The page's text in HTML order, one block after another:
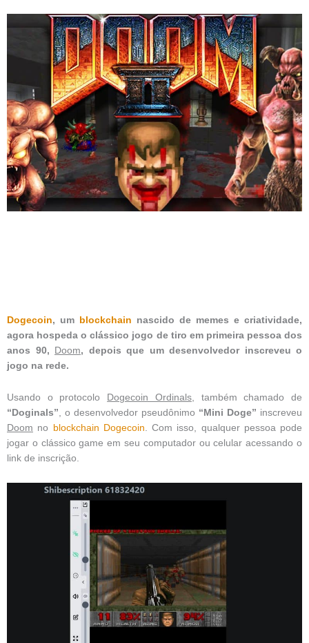
Dogecoin, um blockchain nascido de memes e criatividade,
agora hospeda o clássico jogo de tiro em primeira pessoa dos
anos 90, Doom, depois que um desenvolvedor inscreveu o
jogo na rede.
Usando o protocolo Dogecoin Ordinals, também chamado de
“Doginals” , o desenvolvedor pseudônimo “Mini Doge” inscreveu
Doom no blockchain Dogecoin . Com isso, qualquer pessoa pode
jogar o clássico game em seu computador ou celular acessando o
link de inscrição.